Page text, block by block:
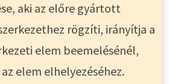
aki az előre gyártott
rögzíti, irányítja a
elem beemelésénél,
elem elhelyezéséhez.